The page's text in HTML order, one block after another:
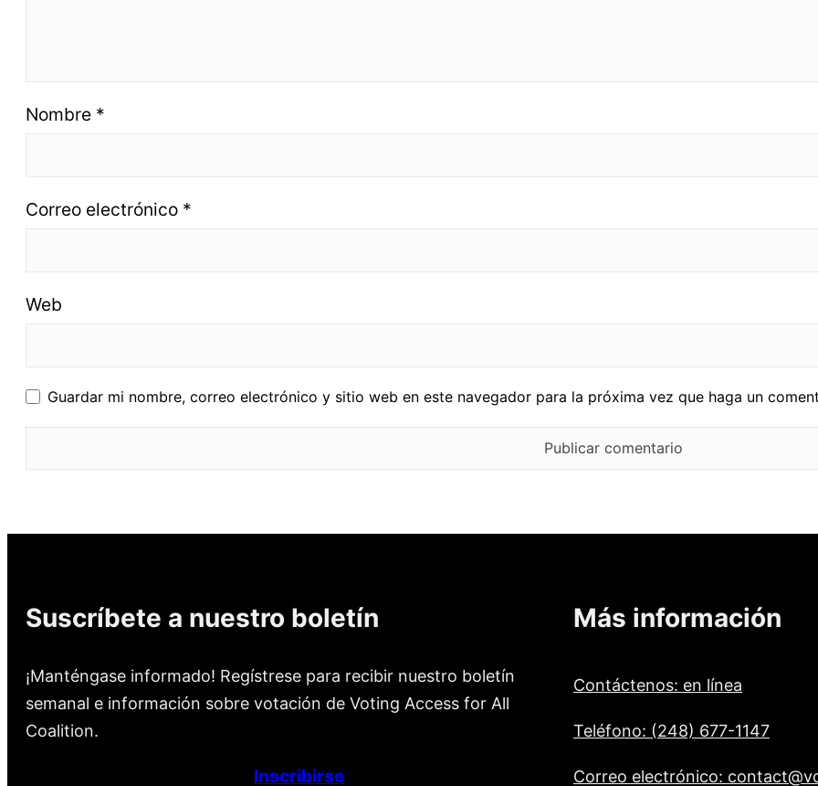
Nombre *
Correo electrónico *
Web
Guardar mi nombre, correo electrónico y sitio web en este navegador para la próxima vez que haga un
Suscríbete a nuestro boletín
¡Manténgase informado! Regístrese para recibir nuestro boletín
semanal e información sobre votación de Voting Access for All
Coalition.
Inscribirse
Más información
Contáctenos: en línea
Teléfono: (248) 677-1147
Correo electrónico: